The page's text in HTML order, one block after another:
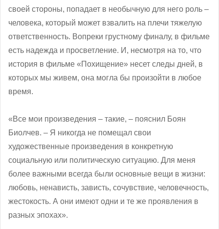
своей стороны, попадает в необычную для него роль –
человека, который может взвалить на плечи тяжелую
ответственность. Вопреки грустному финалу, в фильме
есть надежда и просветление. И, несмотря на то, что
история в фильме «Похищение» несет следы дней, в
которых мы живем, она могла бы произойти в любое
время.
«Все мои произведения – такие, – пояснил Боян
Биолчев. – Я никогда не помещал свои
художественные произведения в конкретную
социальную или политическую ситуацию. Для меня
более важными всегда были основные вещи в жизни:
любовь, ненависть, зависть, сочувствие, человечность,
жестокость. А они имеют одни и те же проявления в
разных эпохах».